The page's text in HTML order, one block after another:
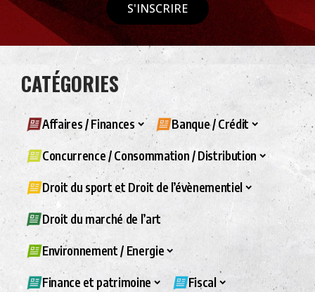
S'INSCRIRE
CATÉGORIES
Affaires / Finances Banque / Crédit
Concurrence / Consommation / Distribution
Droit du sport et Droit de l’évènementiel
Droit du marché de l’art
Environnement / Energie
Finance et patrimoine Fiscal